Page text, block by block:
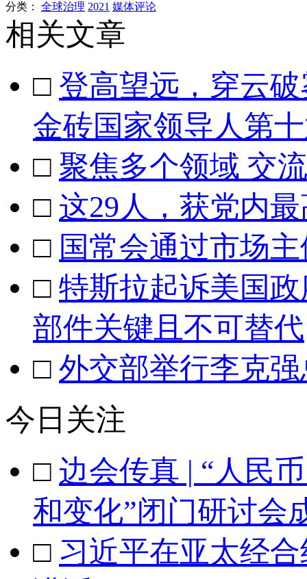
分类： 全球治理 2021 媒体评论
相关文章
□ 登高望远，穿云
金砖国家领导人第
□ 聚焦多个领域 交
□ 这29人，获党内
□ 国常会通过市场
□ 特斯拉起诉美国
部件关键且不可替代
□ 外交部举行李克
今日关注
□ 边会传真 | “人民
和变化”闭门研讨会
□ 习近平在亚太经